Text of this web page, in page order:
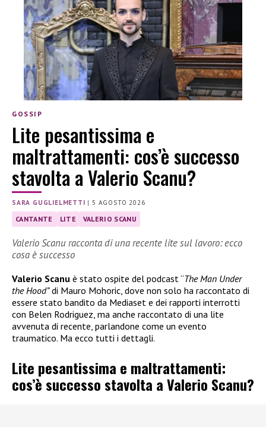
GOSSIP
Lite pesantissima e
maltrattamenti: cos’è successo
stavolta a Valerio Scanu?
SARA GUGLIELMETTI |5 AGOSTO 2026
CANTANTE LITE VALERIO SCANU
Valerio Scanu racconta di una recente lite sul lavoro: ecco
cosa è successo
Valerio Scanu è stato ospite del podcast “The Man Under
the Hood”di Mauro Mohoric, dove non solo ha raccontato di
essere stato bandito da Mediaset e dei rapporti interrotti
con Belen Rodriguez, ma anche raccontato di una lite
avvenuta di recente, parlandone come un evento
traumatico. Ma ecco tutti i dettagli.
Lite pesantissima e maltrattamenti:
cos’è successo stavolta a Valerio Scanu?